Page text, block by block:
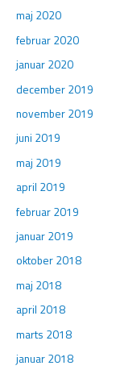
maj 2020
februar 2020
januar 2020
december 2019
november 2019
juni 2019
maj 2019
april 2019
februar 2019
januar 2019
oktober 2018
maj 2018
april 2018
marts 2018
januar 2018